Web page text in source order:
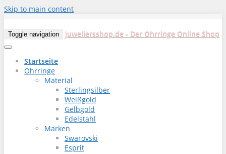
Skip to main content
Toggle navigation Juweliersshop.de - Der Ohrringe Online Shop
Startseite
Ohrringe
Material
Sterlingsilber
Weißgold
Gelbgold
Edelstahl
Marken
Swarovski
Esprit